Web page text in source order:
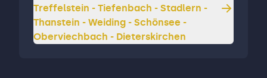
Treffelstein - Tiefenbach - Stadlern -
Thanstein - Weiding - Schönsee -
Oberviechbach - Dieterskirchen